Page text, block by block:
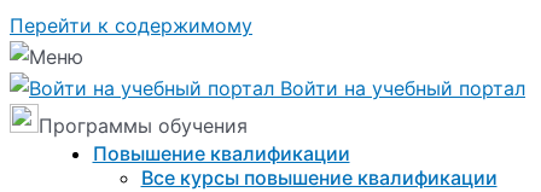
Перейти к содержимому
Войти на учебный портал
Программы обучения
Повышение квалификации
Все курсы повышение квалификации